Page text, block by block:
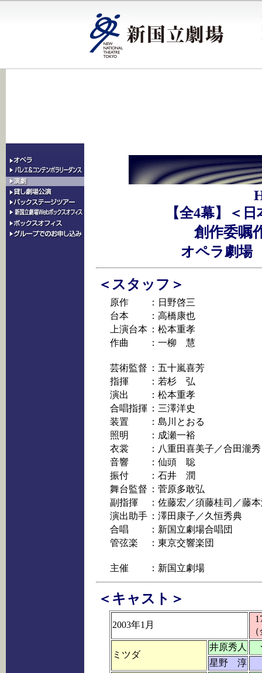
【全4幕】＜
創作委嘱
オペラ劇場
＜スタッフ＞
原作
：日野啓三
台本
：高橋康也
上演台本 ：松本重孝
作曲
：一柳 慧
芸術監督 ：五十嵐喜芳
指揮
：若杉 弘
演出
：松本重孝
合唱指揮 ：三澤洋史
装置
：島川とおる
照明
：成瀬一裕
衣裳
：八重田喜美子／合田瀧秀
音響
：仙頭 聡
振付
：石井 潤
舞台監督 ：菅原多敢弘
副指揮
：佐藤宏／須藤桂司／藤
演出助手 ：澤田康子／久恒秀典
合唱
：新国立劇場合唱団
管弦楽
：東京交響楽団
主催 ：新国立劇場
＜キャスト＞
2003年1月
ミツダ
井原秀人
星野 淳